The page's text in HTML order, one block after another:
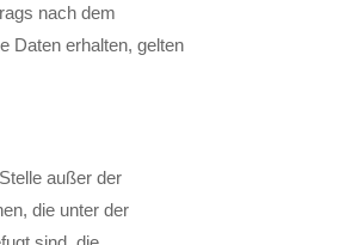
nach dem
Daten erhalten, gelten
außer der
die unter der